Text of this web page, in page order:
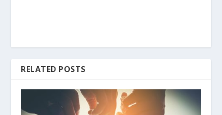
RELATED POSTS